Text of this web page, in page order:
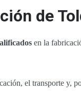
de
en la
el transporte y,